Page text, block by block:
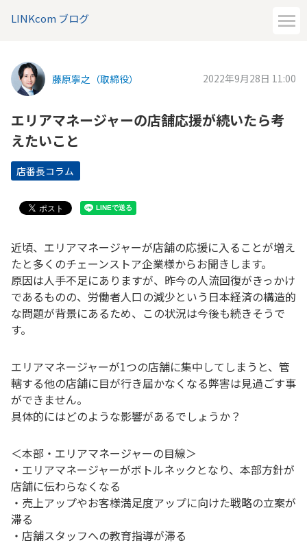
LINKcom ブログ
藤原寧之（取締役） 2022年9月28日 11:00
エリアマネージャーの店舗応援が続いたら考
えたいこと
店番長コラム
近頃、エリアマネージャーが店舗の応援に入ることが増え
たと多くのチェーンストア企業様からお聞きします。
原因は人手不足にありますが、昨今の人流回復がきっかけ
であるものの、労働者人口の減少という日本経済の構造的
な問題が背景にあるため、この状況は今後も続きそうで
す。
エリアマネージャーが1つの店舗に集中してしまうと、管
轄する他の店舗に目が行き届かなくなる弊害は見過ごす事
ができません。
具体的にはどのような影響があるでしょうか？
＜本部・エリアマネージャーの目線＞
・エリアマネージャーがボトルネックとなり、本部方針が
店舗に伝わらなくなる
・売上アップやお客様満足度アップに向けた戦略の立案が
滞る
・店舗スタッフへの教育指導が滞る